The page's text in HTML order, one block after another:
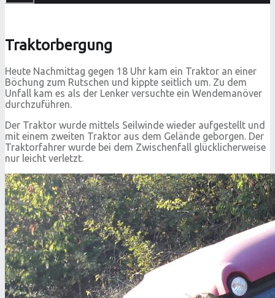
Traktorbergung
Heute Nachmittag gegen 18 Uhr kam ein Traktor an einer
Böchung zum Rutschen und kippte seitlich um. Zu dem
Unfall kam es als der Lenker versuchte ein Wendemanöver
durchzuführen.
Der Traktor wurde mittels Seilwinde wieder aufgestellt und
mit einem zweiten Traktor aus dem Gelände geborgen. Der
Traktorfahrer wurde bei dem Zwischenfall glücklicherweise
nur leicht verletzt.